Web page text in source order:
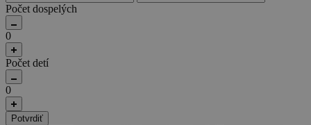
Počet dospelých
0
Počet detí
0
Potvrdiť